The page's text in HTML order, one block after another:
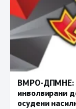
ВМРО-ДПМНЕ:
инволвирани
осудени